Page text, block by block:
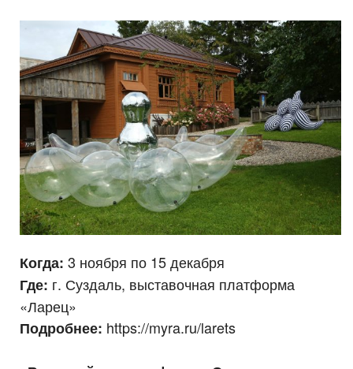
Когда: 3 ноября по 15 декабря
Где: г. Суздаль, выставочная платформа
«Ларец»
Подробнее: https://myra.ru/larets